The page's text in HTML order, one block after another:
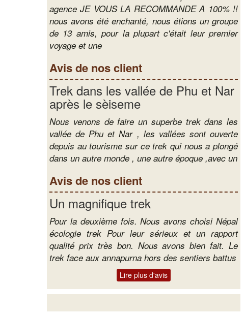
Circuits culturelles au Népal
Ascension de Sommets
agence JE VOUS LA RECOMMANDE A 100% !!
nous avons été enchanté, nous étions un groupe
de 13 amis, pour la plupart c'était leur premier
voyage et une
Avis de nos client
Trek dans les vallée de Phu et Nar
après le sèiseme
Nous venons de faire un superbe trek dans les
vallée de Phu et Nar , les vallées sont ouverte
depuis au tourisme sur ce trek qui nous a plongé
dans un autre monde , une autre époque ,avec un
Avis de nos client
Un magnifique trek
Pour la deuxième fois. Nous avons choisi Népal
écologie trek Pour leur sérieux et un rapport
qualité prix très bon. Nous avons bien fait. Le
trek face aux annapurna hors des sentiers battus
Lire plus d'avis